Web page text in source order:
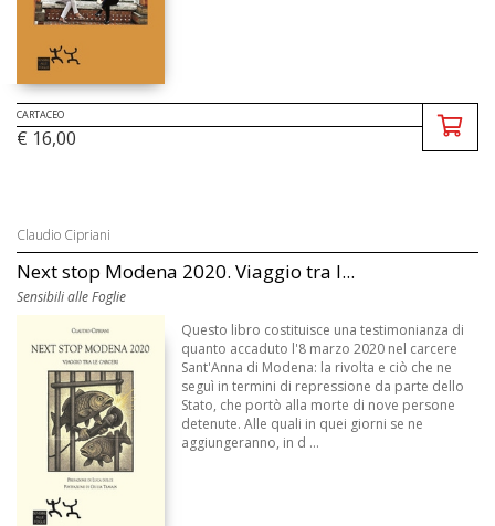
CARTACEO
€ 16,00
Claudio Cipriani
Next stop Modena 2020. Viaggio tra l...
Sensibili alle Foglie
Questo libro costituisce una testimonianza di
quanto accaduto l'8 marzo 2020 nel carcere
Sant'Anna di Modena: la rivolta e ciò che ne
seguì in termini di repressione da parte dello
Stato, che portò alla morte di nove persone
detenute. Alle quali in quei giorni se ne
aggiungeranno, in d ...